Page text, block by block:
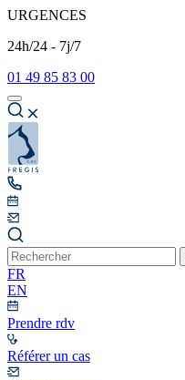
URGENCES
24h/24 - 7j/7
01 49 85 83 00
FR
EN
Prendre rdv
Référer un cas